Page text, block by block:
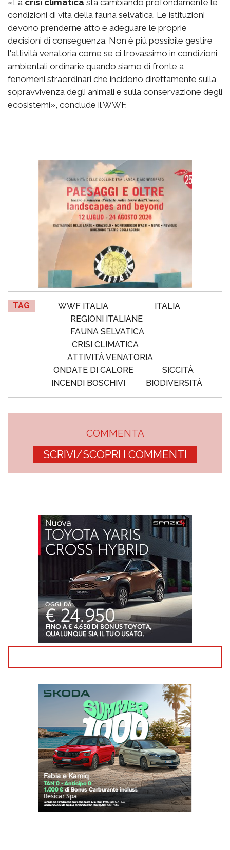
«La crisi climatica sta cambiando profondamente le
condizioni di vita della fauna selvatica. Le istituzioni
devono prenderne atto e adeguare le proprie
decisioni di conseguenza. Non è più possibile gestire
l'attività venatoria come se ci trovassimo in condizioni
ambientali ordinarie quando siamo di fronte a
fenomeni straordinari che incidono direttamente sulla
sopravvivenza degli animali e sulla conservazione degli
ecosistemi», conclude il WWF.
TAG WWF ITALIA
ITALIA
REGIONI ITALIANE
FAUNA SELVATICA
CRISI CLIMATICA
ATTIVITÀ VENATORIA
ONDATE DI CALORE
SICCITÀ
INCENDI BOSCHIVI
BIODIVERSITÀ
COMMENTA
SCRIVI/SCOPRI I COMMENTI